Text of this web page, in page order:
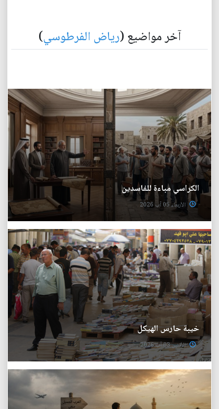
آخر مواضيع (رياض الفرطوسي)
الكراسي مباءة للفاسدين
الأربعاء 05 آب 2026
خيبة حارس الهيكل
الأثنين 03 آب 2026